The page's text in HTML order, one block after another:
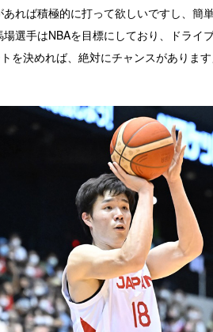
れば積極的に打って欲しいですし、簡
選手はNBAを目標にしており、ドライ
を決めれば、絶対にチャンスがあります